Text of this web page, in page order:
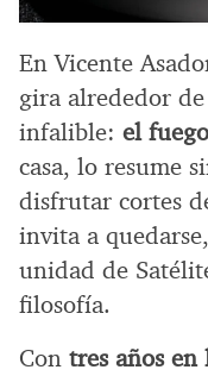
En Vicente
gira alrededor
infalible: el fuego
casa, lo resume
disfrutar cortes
invita a
unidad de
filosofía.
Con tres años